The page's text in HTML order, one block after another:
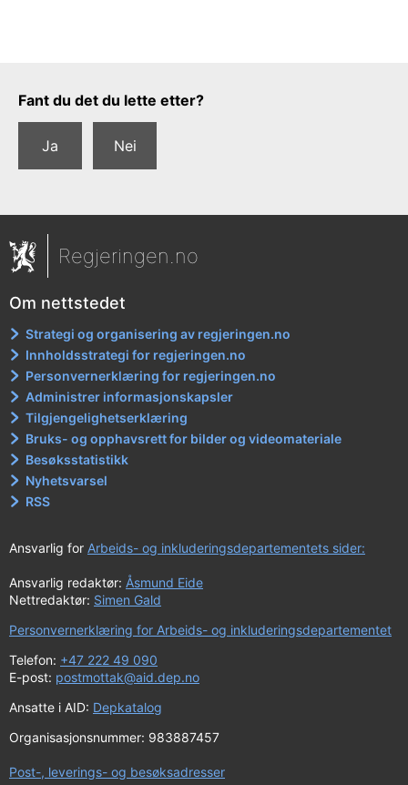
Tilbakemeldingsskjema
Fant du det du lette etter?
Ja Nei
Regjeringen.no
Om nettstedet
Strategi og organisering av regjeringen.no
Innholdsstrategi for regjeringen.no
Personvernerklæring for regjeringen.no
Administrer informasjonskapsler
Tilgjengelighetserklæring
Bruks- og opphavsrett for bilder og videomateriale
Besøksstatistikk
Nyhetsvarsel
RSS
Ansvarlig for Arbeids- og inkluderingsdepartementets sider:
Ansvarlig redaktør: Åsmund Eide
Nettredaktør: Simen Gald
Personvernerklæring for Arbeids- og inkluderingsdepartementet
Telefon: +47 222 49 090
E-post: postmottak@aid.dep.no
Ansatte i AID: Depkatalog
Organisasjonsnummer: 983887457
Post-, leverings- og besøksadresser